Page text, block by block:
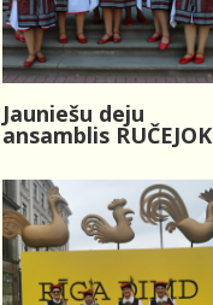
Jauniešu deju
ansamblis RUČEJOK